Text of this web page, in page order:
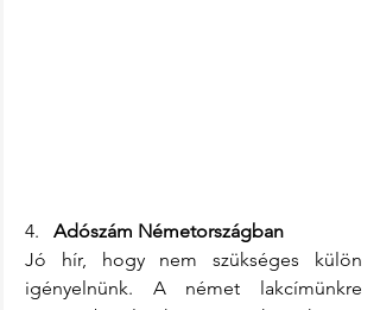
4. Adószám Németországban
Jó hír, hogy nem szükséges külön
igényelnünk. A német lakcímünkre